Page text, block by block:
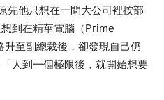
先他只想在一間大公司裡按部
到在精華電腦（Prime
至副總裁後，卻發現自己仍
人到一個極限後，就開始想要